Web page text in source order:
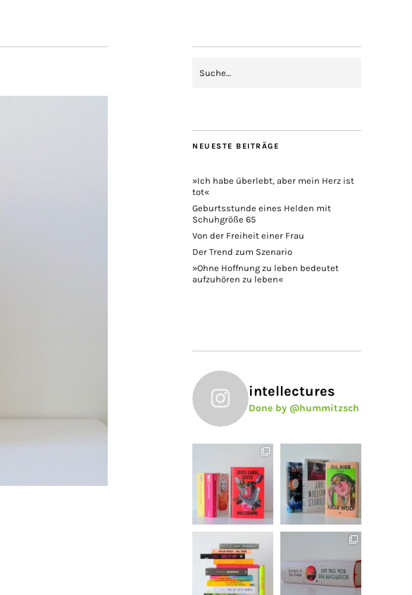
NEUESTE BEITRÄGE
»Ich habe überlebt, aber mein Herz ist
tot«
Geburtsstunde eines Helden mit
Schuhgröße 65
Von der Freiheit einer Frau
Der Trend zum Szenario
»Ohne Hoffnung zu leben bedeutet
aufzuhören zu leben«
intellectures
Done by @hummitzsch